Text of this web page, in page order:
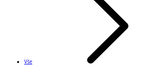
Vše